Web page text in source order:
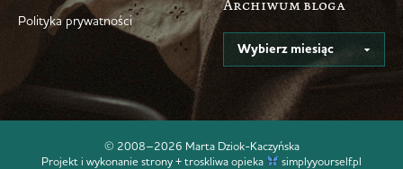
Polityka prywatności
Archiwum bloga
© 2008–2026 Marta Dziok-Kaczyńska
Projekt i wykonanie strony + troskliwa opieka
simplyyourself.pl